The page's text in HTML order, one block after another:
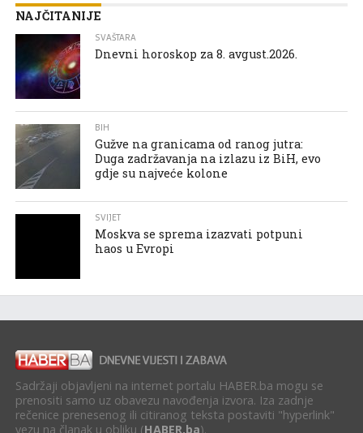
NAJČITANIJE
SVAŠTARA
Dnevni horoskop za 8. avgust.2026.
BIH
Gužve na granicama od ranog jutra:
Duga zadržavanja na izlazu iz BiH, evo
gdje su najveće kolone
SVIJET
Moskva se sprema izazvati potpuni
haos u Evropi
Sadržaji objavljeni na internet portalu HABER.ba mogu se
prenositi samo uz obavezu navođenja izvora. Iza zadnje
rečenice prenesenog ili citiranog teksta postaviti "hyperlink"
vezu na članak u obliku (HABER.ba).